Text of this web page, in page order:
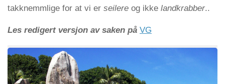
takknemmlige for at vi er seilere og ikke landkrabber..
Les redigert versjon av saken på VG